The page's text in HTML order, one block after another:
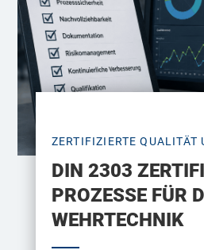
ZERTIFIZIERTE QUALITÄT
DIN 2303
PROZESSE FÜR
WEHRTECHNIK